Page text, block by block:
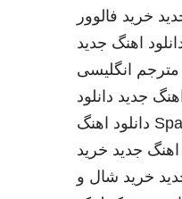
خرید فالوور
اهنگ جدید
مترجم انگلیسی
جدید دانلود
دانلود اهنگ
اهنگ جدید خرید
خرید شال و